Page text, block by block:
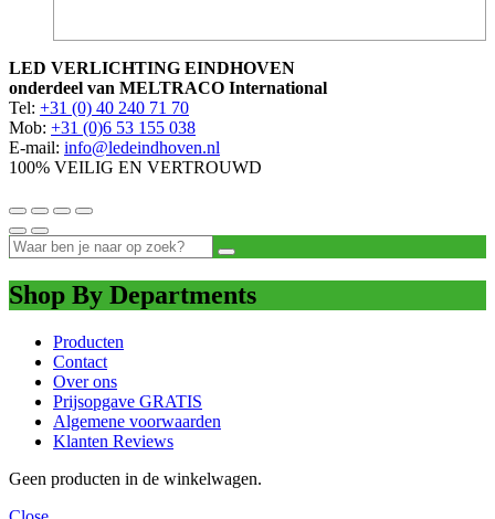
LED VERLICHTING EINDHOVEN
onderdeel van MELTRACO International
Tel: +31 (0) 40 240 71 70
Mob: +31 (0)6 53 155 038
E-mail: info@ledeindhoven.nl
100% VEILIG EN VERTROUWD
Shop By Departments
Producten
Contact
Over ons
Prijsopgave GRATIS
Algemene voorwaarden
Klanten Reviews
Geen producten in de winkelwagen.